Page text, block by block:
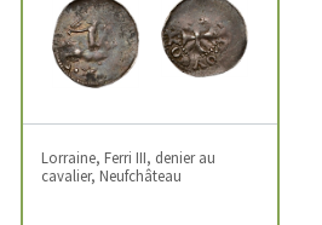
Lorraine, Ferri III, denier au
cavalier, Neufchâteau